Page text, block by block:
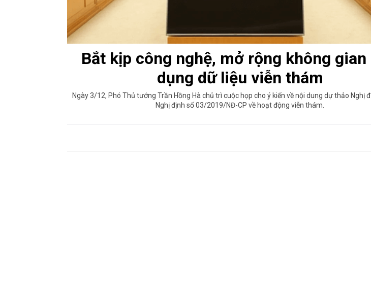
Bắt kịp công nghệ, mở rộng không gian
dụng dữ liệu viễn thám
Ngày 3/12, Phó Thủ tướng Trần Hồng Hà chủ trì cuộc họp cho ý kiến về nội dung dự thảo Nghị
Nghị định số 03/2019/NĐ-CP về hoạt động viễn thám.